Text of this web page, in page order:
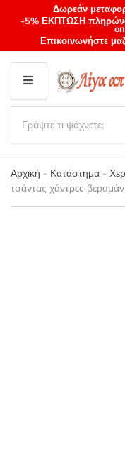
Δωρεάν
-5% ΕΚΠΤΩΣΗ
Επικοινωνήστε
M
E
N
U
Category
name
a
r
c
h
p
Αρχική - Κατάστημα -
τσάντας χάντρες